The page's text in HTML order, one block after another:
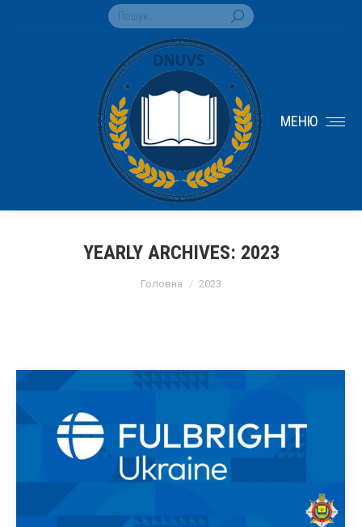
Search:
МЕНЮ
YEARLY ARCHIVES: 2023
Головна 2023